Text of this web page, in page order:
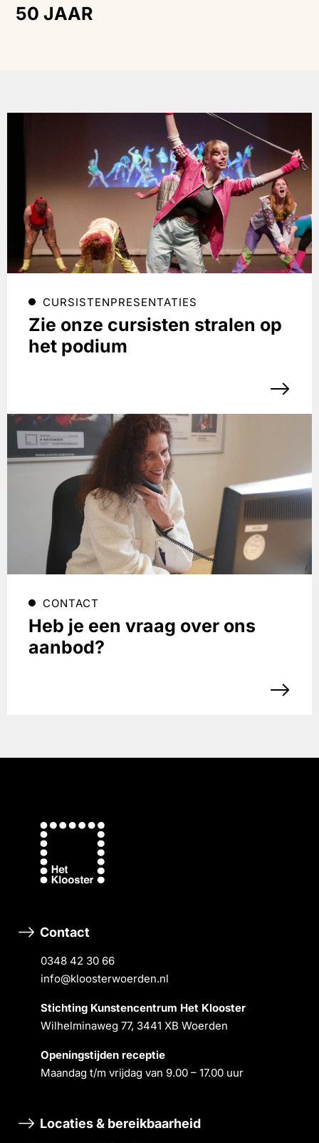
50 JAAR
CURSISTENPRESENTATIES
Zie onze cursisten stralen op
het podium
CONTACT
Heb je een vraag over ons
aanbod?
Contact
0348 42 30 66
info@kloosterwoerden.nl
Stichting Kunstencentrum Het Klooster
Wilhelminaweg 77, 3441 XB Woerden
Openingstĳden receptie
Maandag t/m vrĳdag van 9.00 – 17.00 uur
Locaties & bereikbaarheid